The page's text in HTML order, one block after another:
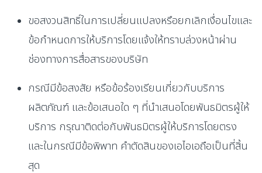
ขอสงวนสิทธิ์ในการเปลี่ยนแปลงหรือยกเลิกเงื่อนไขและ
ข้อกำหนดการให้บริการโดยแจ้งให้ทราบล่วงหน้าผ่าน
ช่องทางการสื่อสารของบริษัท
กรณีมีข้อสงสัย หรือข้อร้องเรียนเกี่ยวกับบริการ
ผลิตภัณฑ์ และข้อเสนอใด ๆ ที่นำเสนอโดยพันธมิตรผู้ให้
บริการ กรุณาติดต่อกับพันธมิตรผู้ให้บริการโดยตรง
และในกรณีมีข้อพิพาท คำตัดสินของเอไอเอถือเป็นที่สิ้น
สุด